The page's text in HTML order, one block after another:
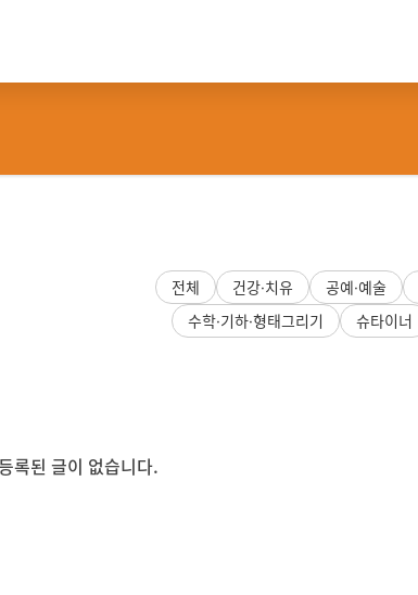
전체 건강·치유 공예·예술
수학·기하·형태그리기
슈타이너
록된 글이 없습니다.